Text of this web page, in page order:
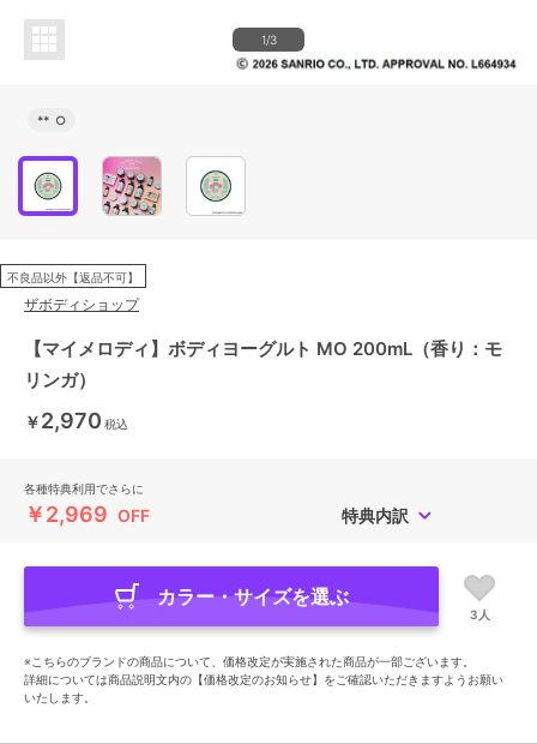
1/3
** ○
不良品以外【返品不可】
ザボディショップ
【マイメロディ】ボディヨーグルト MO 200mL（香り：モ
リンガ）
￥2,970 税込
各種特典利用でさらに
￥2,969 OFF 特典内訳
カラー・サイズを選ぶ
3人
※こちらのブランドの商品について、価格改定が実施された商品が一部ございます。
詳細については商品説明文内の【価格改定のお知らせ】をご確認いただきますようお願い
いたします。